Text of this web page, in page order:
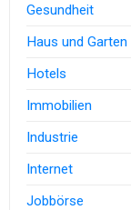
Gesundheit
Haus und Garten
Hotels
Immobilien
Industrie
Internet
Jobbörse